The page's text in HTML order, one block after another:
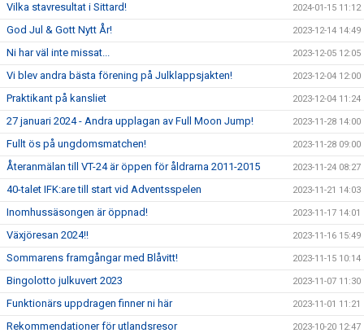
Vilka stavresultat i Sittard! 2024-01-15 11:12
God Jul & Gott Nytt År! 2023-12-14 14:49
Ni har väl inte missat... 2023-12-05 12:05
Vi blev andra bästa förening på Julklappsjakten! 2023-12-04 12:00
Praktikant på kansliet 2023-12-04 11:24
27 januari 2024 - Andra upplagan av Full Moon Jump! 2023-11-28 14:00
Fullt ös på ungdomsmatchen! 2023-11-28 09:00
Återanmälan till VT-24 är öppen för åldrarna 2011-2015 2023-11-24 08:27
40-talet IFK:are till start vid Adventsspelen 2023-11-21 14:03
Inomhussäsongen är öppnad! 2023-11-17 14:01
Växjöresan 2024!! 2023-11-16 15:49
Sommarens framgångar med Blåvitt! 2023-11-15 10:14
Bingolotto julkuvert 2023 2023-11-07 11:30
Funktionärs uppdragen finner ni här 2023-11-01 11:21
Rekommendationer för utlandsresor 2023-10-20 12:47